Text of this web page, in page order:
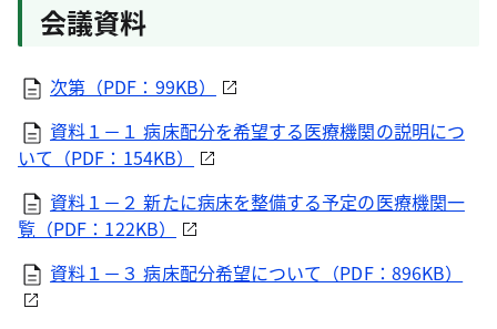
会議資料
次第（PDF：99KB）
資料１－１ 病床配分を希望する医療機関の説明につ
いて（PDF：154KB）
資料１－２ 新たに病床を整備する予定の医療機関一
覧（PDF：122KB）
資料１－３ 病床配分希望について（PDF：896KB）